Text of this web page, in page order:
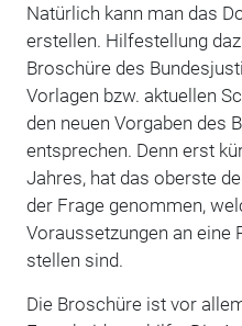
Natürlich kann man das
erstellen. Hilfestellung
Broschüre des
Vorlagen bzw. aktuellen
den neuen Vorgaben des
entsprechen. Denn erst
Jahres, hat das oberste
der Frage genommen,
Voraussetzungen an eine
stellen sind.
Die Broschüre ist vor